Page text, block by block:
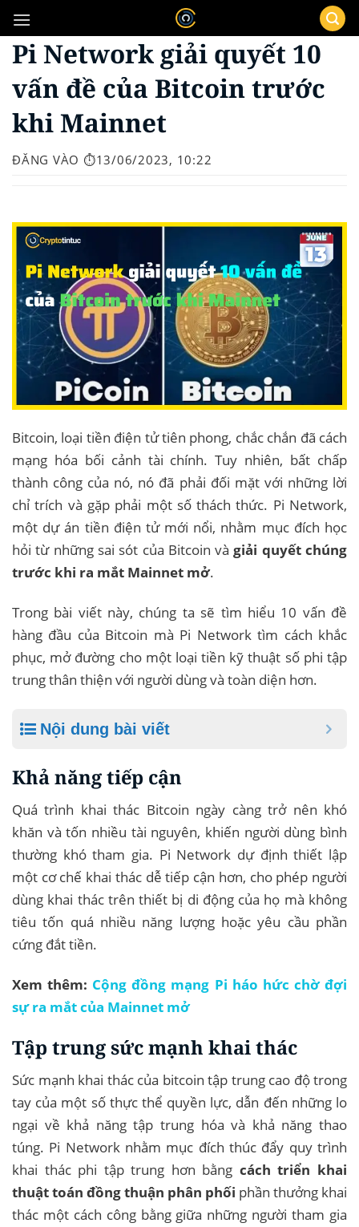
qua
nội
Pi Network giải quyết 10
vấn đề của Bitcoin trước
khi Mainnet
ĐĂNG VÀO ⏱️13/06/2023, 10:22
Bitcoin, loại tiền điện tử tiên phong, chắc chắn đã cách
mạng hóa bối cảnh tài chính. Tuy nhiên, bất chấp
thành công của nó, nó đã phải đối mặt với những lời
chỉ trích và gặp phải một số thách thức. Pi Network,
một dự án tiền điện tử mới nổi, nhằm mục đích học
hỏi từ những sai sót của Bitcoin và giải quyết chúng
trước khi ra mắt Mainnet mở.
Trong bài viết này, chúng ta sẽ tìm hiểu 10 vấn đề
hàng đầu của Bitcoin mà Pi Network tìm cách khắc
phục, mở đường cho một loại tiền kỹ thuật số phi tập
trung thân thiện với người dùng và toàn diện hơn.
Nội dung bài viết
Khả năng tiếp cận
Quá trình khai thác Bitcoin ngày càng trở nên khó
khăn và tốn nhiều tài nguyên, khiến người dùng bình
thường khó tham gia. Pi Network dự định thiết lập
một cơ chế khai thác dễ tiếp cận hơn, cho phép người
dùng khai thác trên thiết bị di động của họ mà không
tiêu tốn quá nhiều năng lượng hoặc yêu cầu phần
cứng đắt tiền.
Xem thêm: Cộng đồng mạng Pi háo hức chờ đợi
sự ra mắt của Mainnet mở
Tập trung sức mạnh khai thác
Sức mạnh khai thác của bitcoin tập trung cao độ trong
tay của một số thực thể quyền lực, dẫn đến những lo
ngại về khả năng tập trung hóa và khả năng thao
túng. Pi Network nhằm mục đích thúc đẩy quy trình
khai thác phi tập trung hơn bằng cách triển khai
thuật toán đồng thuận phân phối phần thưởng khai
thác một cách công bằng giữa những người tham gia